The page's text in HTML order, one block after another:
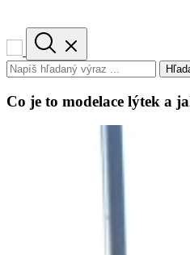
Co je to modelace lýtek a